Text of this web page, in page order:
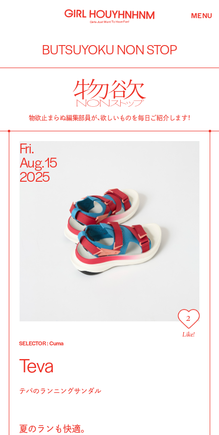
MENU
BUTSUYOKU NON STOP
物欲止まらぬ編集部員が、欲しいものを毎日ご紹介します！
Fri.
Aug.15
2025
2
Like!
SELECTOR:Cuma
Teva
テバのランニングサンダル
夏のランも快適。